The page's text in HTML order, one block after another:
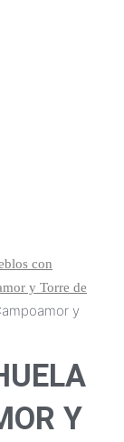
con
y Torre de
y
Y